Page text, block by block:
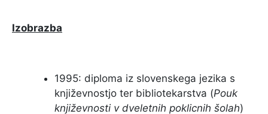
Izobrazba
1995: diploma iz slovenskega jezika s
književnostjo ter bibliotekarstva (Pouk
književnosti v dveletnih poklicnih šolah)